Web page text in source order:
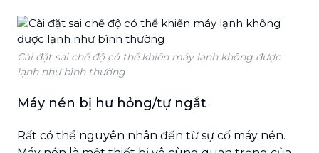
Cài đặt sai chế độ có thể khiến máy lạnh không được
lạnh như bình thường
Máy nén bị hư hỏng/tự ngắt
Rất có thể nguyên nhân đến từ sự cố máy nén.